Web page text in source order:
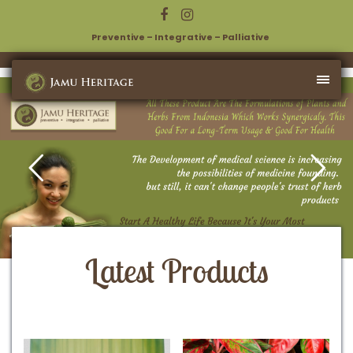
Preventive – Integrative – Palliative
Latest Products